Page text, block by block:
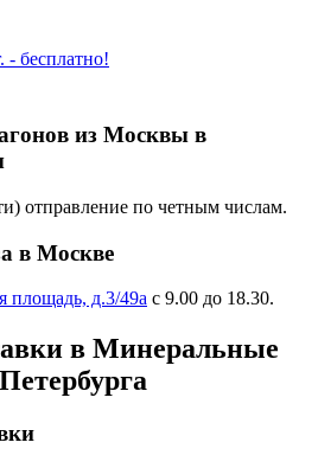
из Москвы в
отправление по четным числам.
в Москве
площадь, д.3/49а с 9.00 до 18.30.
в Минеральные